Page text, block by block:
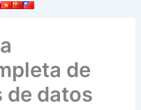
de
de datos